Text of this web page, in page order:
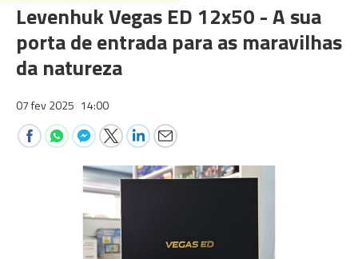
Levenhuk Vegas ED 12x50 - A sua
porta de entrada para as maravilhas
da natureza
07 fev 2025 14:00